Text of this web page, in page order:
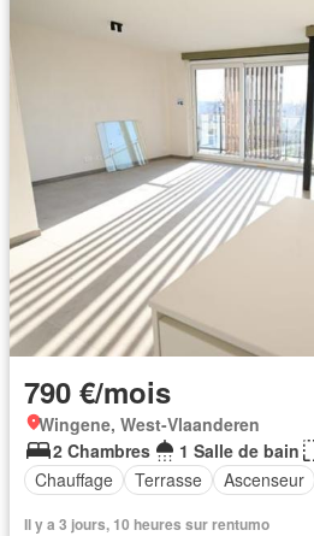
790 €/mois
Wingene, West-Vlaanderen
2 Chambres
1 Salle de bain
Chauffage
Terrasse Ascenseur
Il y a 3 jours, 10 heures sur rentumo